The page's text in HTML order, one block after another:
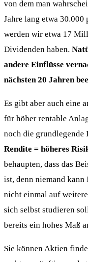
von dem man
Jahre lang etwa
werden wir etwa 17
Dividenden haben.
andere Einflüsse
nächsten 20 Jahren
Es gibt aber auch eine
für höher rentable
noch die
Rendite = höheres
behaupten, dass das
ist, denn niemand kann
nicht einmal auf
sich selbst studieren
bereits ein hohes Maß
Sie können Aktien